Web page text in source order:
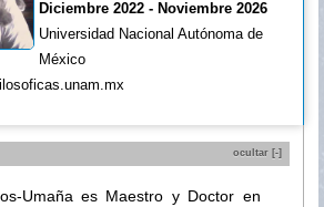
Diciembre 2022 - Noviembre 2026
Universidad Nacional Autónoma de
México
ocultar [-]
Umaña es Maestro y Doctor en